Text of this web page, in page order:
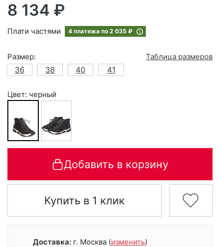
8 134 ₽
Плати частями 4 платежа по 2 035 ₽
Размер:
Таблица размеров
36
38 40 41
Цвет: черный
Добавить в корзину
Купить в 1 клик
Доставка: г. Москва (изменить)